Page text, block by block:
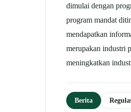
dimulai dengan
program mandat
mendapatkan
merupakan industri
meningkatkan
Berita